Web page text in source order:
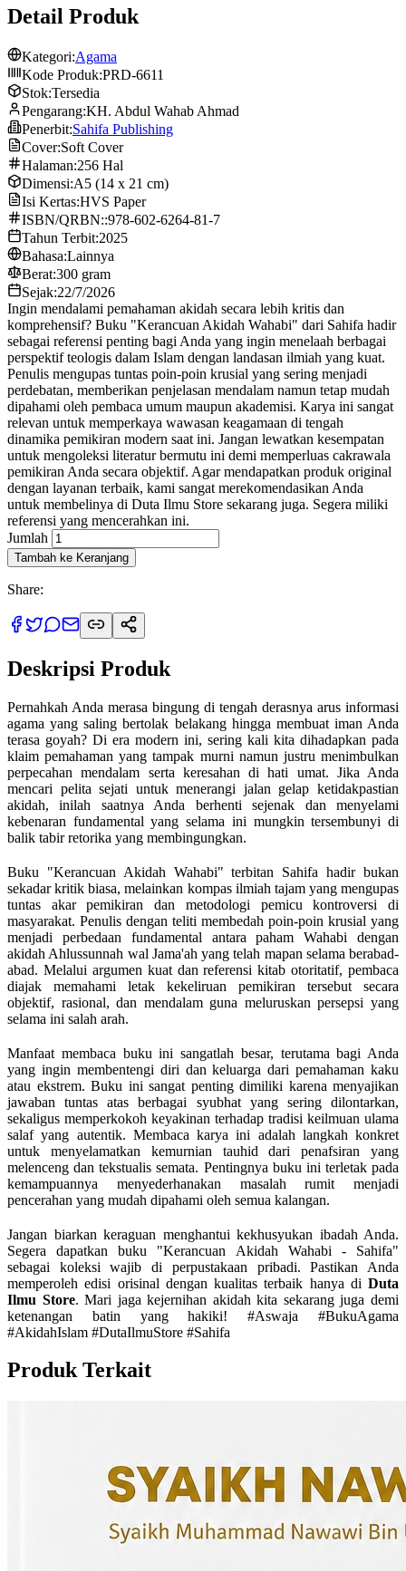
Detail Produk
Kategori:Agama
Kode Produk:PRD-6611
Stok:Tersedia
Pengarang:KH. Abdul Wahab Ahmad
Penerbit:Sahifa Publishing
Cover:Soft Cover
Halaman:256 Hal
Dimensi:A5 (14 x 21 cm)
Isi Kertas:HVS Paper
ISBN/QRBN::978-602-6264-81-7
Tahun Terbit:2025
Bahasa:Lainnya
Berat:300 gram
Sejak:22/7/2026
Ingin mendalami pemahaman akidah secara lebih kritis dan
komprehensif? Buku "Kerancuan Akidah Wahabi" dari Sahifa hadir
sebagai referensi penting bagi Anda yang ingin menelaah berbagai
perspektif teologis dalam Islam dengan landasan ilmiah yang kuat.
Penulis mengupas tuntas poin-poin krusial yang sering menjadi
perdebatan, memberikan penjelasan mendalam namun tetap mudah
dipahami oleh pembaca umum maupun akademisi. Karya ini sangat
relevan untuk memperkaya wawasan keagamaan di tengah
dinamika pemikiran modern saat ini. Jangan lewatkan kesempatan
untuk mengoleksi literatur bermutu ini demi memperluas cakrawala
pemikiran Anda secara objektif. Agar mendapatkan produk original
dengan layanan terbaik, kami sangat merekomendasikan Anda
untuk membelinya di Duta Ilmu Store sekarang juga. Segera miliki
referensi yang mencerahkan ini.
Jumlah
Tambah ke Keranjang
Share:
Deskripsi Produk
Pernahkah Anda merasa bingung di tengah derasnya arus informasi
agama yang saling bertolak belakang hingga membuat iman Anda
terasa goyah? Di era modern ini, sering kali kita dihadapkan pada
klaim pemahaman yang tampak murni namun justru menimbulkan
perpecahan mendalam serta keresahan di hati umat. Jika Anda
mencari pelita sejati untuk menerangi jalan gelap ketidakpastian
akidah, inilah saatnya Anda berhenti sejenak dan menyelami
kebenaran fundamental yang selama ini mungkin tersembunyi di
balik tabir retorika yang membingungkan.
Buku "Kerancuan Akidah Wahabi" terbitan Sahifa hadir bukan
sekadar kritik biasa, melainkan kompas ilmiah tajam yang mengupas
tuntas akar pemikiran dan metodologi pemicu kontroversi di
masyarakat. Penulis dengan teliti membedah poin-poin krusial yang
menjadi perbedaan fundamental antara paham Wahabi dengan
akidah Ahlussunnah wal Jama'ah yang telah mapan selama berabad-
abad. Melalui argumen kuat dan referensi kitab otoritatif, pembaca
diajak memahami letak kekeliruan pemikiran tersebut secara
objektif, rasional, dan mendalam guna meluruskan persepsi yang
selama ini salah arah.
Manfaat membaca buku ini sangatlah besar, terutama bagi Anda
yang ingin membentengi diri dan keluarga dari pemahaman kaku
atau ekstrem. Buku ini sangat penting dimiliki karena menyajikan
jawaban tuntas atas berbagai syubhat yang sering dilontarkan,
sekaligus memperkokoh keyakinan terhadap tradisi keilmuan ulama
salaf yang autentik. Membaca karya ini adalah langkah konkret
untuk menyelamatkan kemurnian tauhid dari penafsiran yang
melenceng dan tekstualis semata. Pentingnya buku ini terletak pada
kemampuannya menyederhanakan masalah rumit menjadi
pencerahan yang mudah dipahami oleh semua kalangan.
Jangan biarkan keraguan menghantui kekhusyukan ibadah Anda.
Segera dapatkan buku "Kerancuan Akidah Wahabi - Sahifa"
sebagai koleksi wajib di perpustakaan pribadi. Pastikan Anda
memperoleh edisi orisinal dengan kualitas terbaik hanya di Duta
Ilmu Store. Mari jaga kejernihan akidah kita sekarang juga demi
ketenangan batin yang hakiki! #Aswaja #BukuAgama
#AkidahIslam #DutaIlmuStore #Sahifa
Produk Terkait